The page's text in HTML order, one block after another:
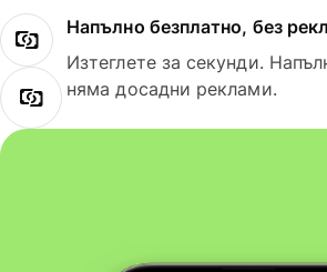
Напълно безплатно, без
Изтеглете за секунди.
няма досадни реклами.